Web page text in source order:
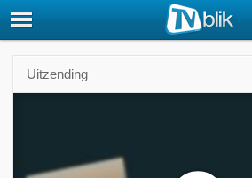
Uitzending